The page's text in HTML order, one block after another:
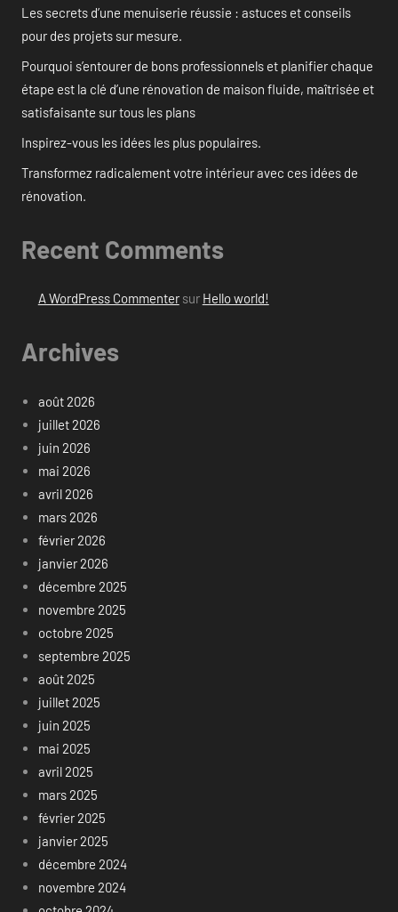
Les secrets d’une menuiserie réussie : astuces et conseils
pour des projets sur mesure.
Pourquoi s’entourer de bons professionnels et planifier chaque
étape est la clé d’une rénovation de maison fluide, maîtrisée et
satisfaisante sur tous les plans
Inspirez-vous les idées les plus populaires.
Transformez radicalement votre intérieur avec ces idées de
rénovation.
Recent Comments
A WordPress Commentersur Hello world!
Archives
août 2026
juillet 2026
juin 2026
mai 2026
avril 2026
mars 2026
février 2026
janvier 2026
décembre 2025
novembre 2025
octobre 2025
septembre 2025
août 2025
juillet 2025
juin 2025
mai 2025
avril 2025
mars 2025
février 2025
janvier 2025
décembre 2024
novembre 2024